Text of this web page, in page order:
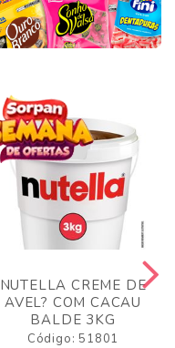
NUTELLA CREME DE
AVEL? COM CACAU
BALDE 3KG
Código: 51801